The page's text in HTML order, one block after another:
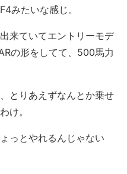
みたいな感じ。
来ていてエントリーモデ
の形をしてて、500馬力
とりあえずなんとか乗せ
け。
っとやれるんじゃない